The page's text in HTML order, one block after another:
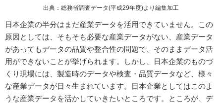
出典：総務省調査データ(平成29年度)より編集加工
日本企業の半分はまだ産業データを活用できていません。この
原因としては、そもそも必要な産業データがない、産業データ
があってもデータの品質や整合性の問題で、そのままデータ活
用ができないことが挙げられます。しかし、日本企業のものづ
くり現場には、製造時のデータや検査・品質データなど、様々
な産業データが日々生まれています。日本企業としてはこのよ
うな産業データを活かしていきたいところです。ところが、デ